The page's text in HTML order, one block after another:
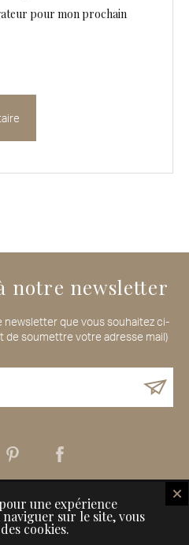
pour mon prochain
notre newsletter
newsletter que vous souhaitez ci-
soumettre votre adresse mail)
Nos Maisons de Voyageurs
sur Inspiration for Travellers
une expérience
sur le site, vous
cookies.